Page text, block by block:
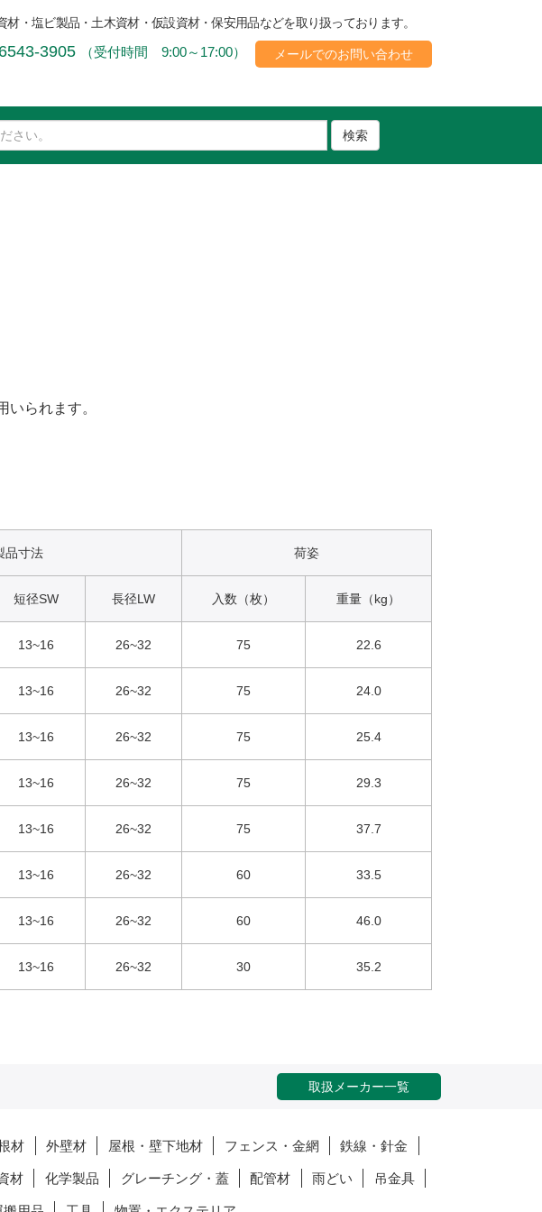
・塩ビ製品・土木資材・仮設資材・保安用品などを取り扱っております。
3905 （受付時間 9:00～17:00） メールでのお問い合わせ
検索
いられます。
品寸法 荷姿
短径SW 長径LW 入数（枚） 重量（kg）
13~16 26~32 75 22.6
13~16 26~32 75 24.0
13~16 26~32 75 25.4
13~16 26~32 75 29.3
13~16 26~32 75 37.7
13~16 26~32 60 33.5
13~16 26~32 60 46.0
13~16 26~32 30 35.2
取扱メーカー一覧
材 外壁材 屋根・壁下地材 フェンス・金網 鉄線・針金
材 化学製品 グレーチング・蓋 配管材 雨どい 吊金具